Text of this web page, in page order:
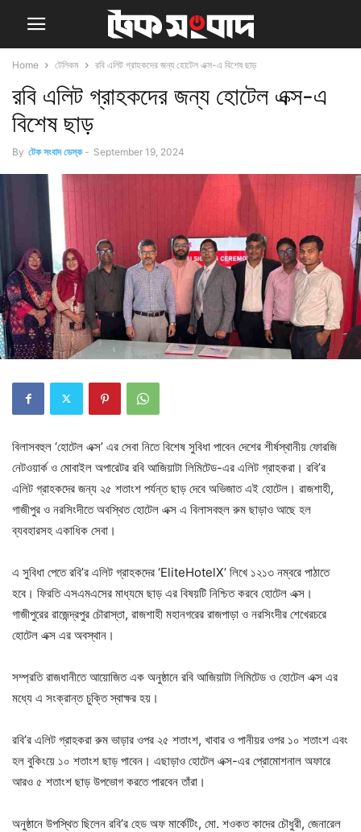
Home টেলিকম রবি এলিট গ্রাহকদের জন্য হোটেল এক্স-এ বিশেষ ছাড়
রবি এলিট গ্রাহকদের জন্য হোটেল এক্স-এ
বিশেষ ছাড়
By টেক সংবাদ ডেস্ক - September 19, 2024
বিলাসবহুল ‘হোটেল এক্স’ এর সেবা নিতে বিশেষ সুবিধা পাবেন দেশের শীর্ষস্থানীয় ফোরজি
নেটওয়ার্ক ও মোবাইল অপারেটর রবি আজিয়াটা লিমিটেড-এর এলিট গ্রাহকরা। রবি’র
এলিট গ্রাহকদের জন্য ২৫ শতাংশ পর্যন্ত ছাড় দেবে অভিজাত এই হোটেল। রাজশাহী,
গাজীপুর ও নরসিংদীতে অবস্থিত হোটেল এক্স এ বিলাসবহুল রুম ছাড়াও আছে হল
ব্যবহারসহ একাধিক সেবা।
এ সুবিধা পেতে রবি’র এলিট গ্রাহকদের ‘EliteHotelX’ লিখে ১২১৩ নম্বরে পাঠাতে
হবে। ফিরতি এসএমএসের মাধ্যমে ছাড় এর বিষয়টি নিশ্চিত করবে হোটেল এক্স।
গাজীপুরের রাজেন্দ্রপুর চৌরাস্তা, রাজশাহী মহানগরের রাজপাড়া ও নরসিংদীর শেখেরচরে
হোটেল এক্স এর অবস্থান।
সম্প্রতি রাজধানীতে আয়োজিত এক অনুষ্ঠানে রবি আজিয়াটা লিমিটেড ও হোটেল এক্স এর
মধ্যে এ সংক্রান্ত চুক্তি স্বাক্ষর হয়।
রবি’র এলিট গ্রাহকরা রুম ভাড়ার ওপর ২৫ শতাংশ, খাবার ও পানীয়র ওপর ১০ শতাংশ এবং
হল বুকিংয়ে ১০ শতাংশ ছাড় পাবেন। এছাড়াও হোটেল এক্স-এর প্রোমোশনাল অফারে
আরও ৫ শতাংশ ছাড় উপভোগ করতে পারবেন তাঁরা।
অনুষ্ঠানে উপস্থিত ছিলেন রবি’র হেড অফ মার্কেটিং, মো. শওকত কাদের চৌধুরী, জেনারেল